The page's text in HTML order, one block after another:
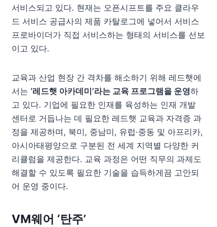
서비스되고 있다. 현재는 오픈시프트를 주요 클라우
드 서비스 공급사의 제품 카탈로그에 넣어서 서비스
프로바이더가 직접 서비스하는 형태의 서비스를 선보
이고 있다.
교육과 산업 현장 간 격차를 해소하기 위해 레드햇에
서는 ‘레드햇 아카데미’라는 교육 프로그램을 운영하
고 있다. 기업에 필요한 인재를 육성하는 인재 개발
센터로 거듭나는 데 필요한 레드햇 교육과 자격증 과
정을 제공하며, 북미, 중남미, 유럽·중동 및 아프리카,
아시아태평양으로 구분된 전 세계 지역별 다양한 커
리큘럼을 제공한다. 교육 과정은 어떤 직무의 과제도
해결할 수 있도록 필요한 기술을 습득하게끔 고안되
어 운영 중이다.
VM웨어 ‘탄주’